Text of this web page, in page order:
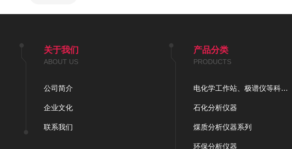
关于我们
ABOUT US
公司简介
企业文化
联系我们
产品分类
PRODUCTS
电化学工作站、极谱仪等科教仪器系列
石化分析仪器
煤质分析仪器系列
环保分析仪器